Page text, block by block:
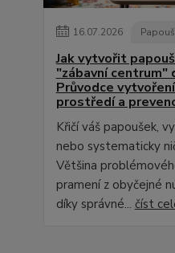
16.07.2026
Jak vytvořit
"zábavní centrum"
Průvodce
prostředí a
Křičí váš papoušek,
nebo systematicky
Většina
pramení z obyčejné
díky správné... číst